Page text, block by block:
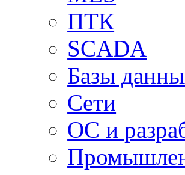
ПТК
SCADA
Базы
Сети
ОС и